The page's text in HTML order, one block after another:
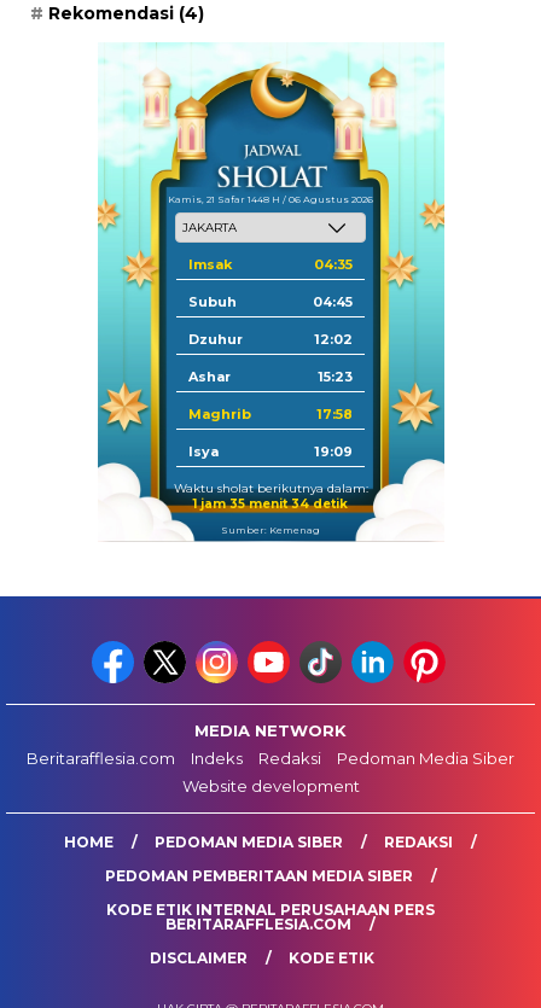
Rekomendasi (4)
Kamis, 21 Safar 1448 H / 06 Agustus 2026
Imsak 04:35
Subuh 04:45
Dzuhur 12:02
Ashar 15:23
Maghrib 17:58
Isya 19:09
Waktu sholat berikutnya dalam:
1 jam 35 menit 34 detik
Sumber: Kemenag
MEDIA NETWORK
Beritarafflesia.com
Indeks Redaksi
Pedoman Media Siber
Website development
HOME PEDOMAN MEDIA SIBER
REDAKSI
PEDOMAN PEMBERITAAN MEDIA SIBER
KODE ETIK INTERNAL PERUSAHAAN PERS
BERITARAFFLESIA.COM
DISCLAIMER
KODE ETIK